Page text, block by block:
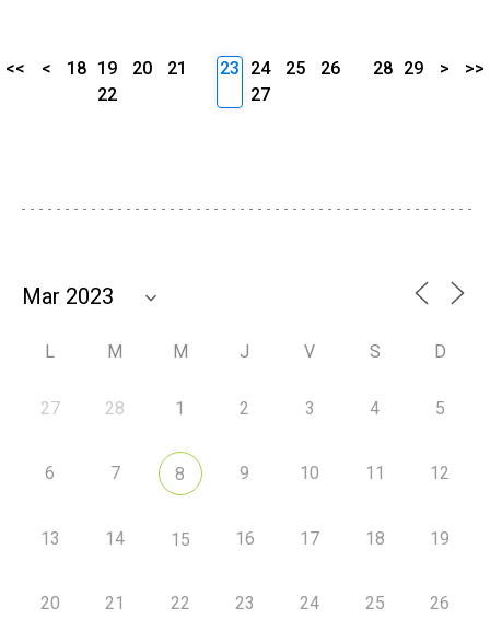
<< < 18 19 20
21
22
23 24 25
26
27
28 29 > >>
L M M J V S D
27 28 1 2 3 4 5
6 7 8 9 10 11 12
13 14 15 16 17 18 19
20 21 22 23 24 25 26